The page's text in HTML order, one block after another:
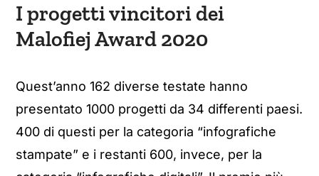
I progetti vincitori dei
Malofiej Award 2020
Quest’anno 162 diverse testate hanno
presentato 1000 progetti da 34 differenti paesi.
400 di questi per la categoria “infografiche
stampate” e i restanti 600, invece, per la